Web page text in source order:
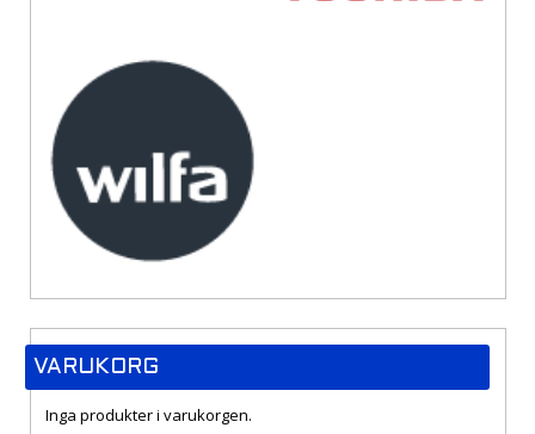
VARUKORG
Inga produkter i varukorgen.